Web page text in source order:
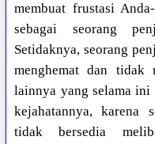
membuat frustasi
sebagai seorang
Setidaknya, seorang
menghemat dan tidak
lainnya yang selama ini
kejahatannya, karena
tidak bersedia